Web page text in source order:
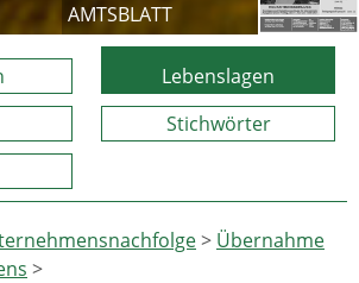
AMTSBLATT
Lebenslagen
Stichwörter
> Übernahme
>